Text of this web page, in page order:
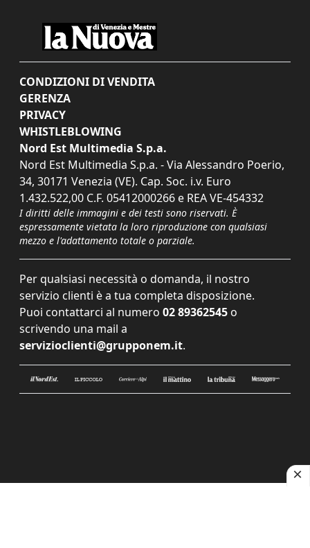
CONDIZIONI DI VENDITA
GERENZA
PRIVACY
WHISTLEBLOWING
Nord Est Multimedia S.p.a.
Nord Est Multimedia S.p.a. - Via Alessandro Poerio,
34, 30171 Venezia (VE). Cap. Soc. i.v. Euro
1.432.522,00 C.F. 05412000266 e REA VE-454332
I diritti delle immagini e dei testi sono riservati. È
espressamente vietata la loro riproduzione con qualsiasi
mezzo e l'adattamento totale o parziale.
Per qualsiasi necessità o domanda, il nostro
servizio clienti è a tua completa disposizione.
Puoi contattarci al numero 02 89362545 o
scrivendo una mail a
servizioclienti@grupponem.it.